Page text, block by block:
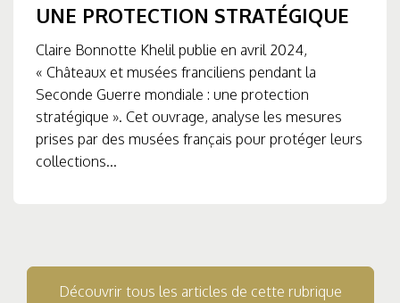
UNE PROTECTION STRATÉGIQUE
Claire Bonnotte Khelil publie en avril 2024,
« Châteaux et musées franciliens pendant la
Seconde Guerre mondiale : une protection
stratégique ». Cet ouvrage, analyse les mesures
prises par des musées français pour protéger leurs
collections...
Découvrir tous les articles de cette rubrique